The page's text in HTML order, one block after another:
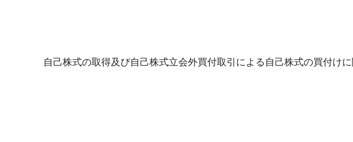
自己株式の取得及び自己株式立会外買付取引による自己株式の買付け